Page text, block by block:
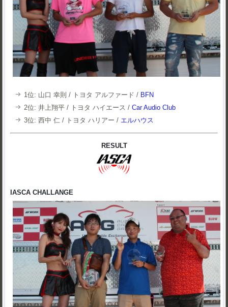
1位: 山口 幸則 / トヨタ アルファード / BFN
2位: 井上翔平 / トヨタ ハイエース /Car Audio Club
3位: 西中 仁 / トヨタ ハリアー / エルハウス
RESULT
IASCA CHALLANGE